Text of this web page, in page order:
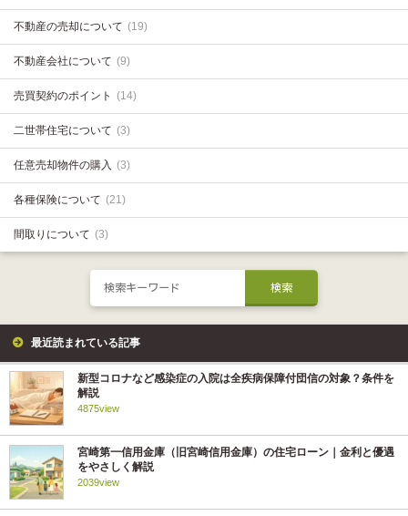
不動産の売却について (19)
不動産会社について (9)
売買契約のポイント (14)
二世帯住宅について (3)
任意売却物件の購入 (3)
各種保険について (21)
間取りについて (3)
最近読まれている記事
新型コロナなど感染症の入院は全疾病保障付団信の対象？条件を
解説
4875view
宮崎第一信用金庫（旧宮崎信用金庫）の住宅ローン｜金利と優遇
をやさしく解説
2039view